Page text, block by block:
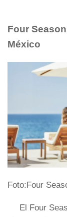
Four
México
Foto:Four
El Four